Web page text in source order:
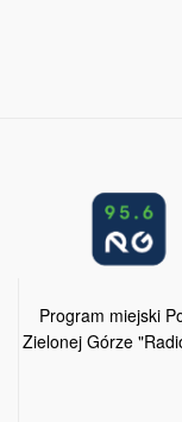
Program miejski
Zielonej Górze